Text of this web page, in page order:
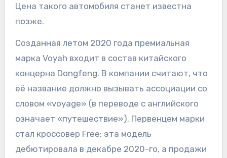
Цена такого автомобиля станет известна
позже.
Созданная летом 2020 года премиальная
марка Voyah входит в состав китайского
концерна Dongfeng. В компании считают, что
её название должно вызывать ассоциации со
словом «voyage» (в переводе с английского
означает «путешествие»). Первенцем марки
стал кроссовер Free: эта модель
дебютировала в декабре 2020-го, а продажи